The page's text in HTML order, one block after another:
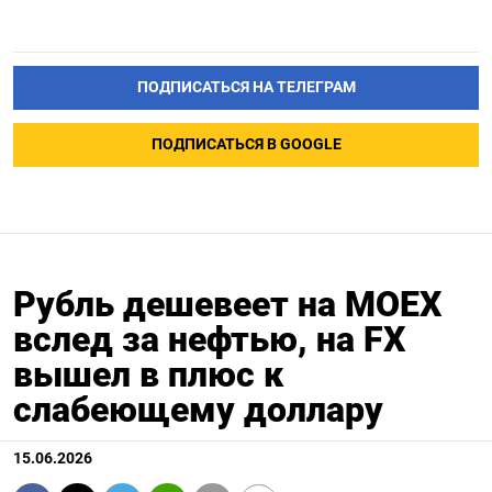
ПОДПИСАТЬСЯ НА ТЕЛЕГРАМ
ПОДПИСАТЬСЯ В GOOGLE
Рубль дешевеет на МОЕХ
вслед за нефтью, на FX
вышел в плюс к
слабеющему доллару
15.06.2026